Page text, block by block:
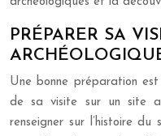
PRÉPARER SA
Une bonne préparation
de sa visite sur un site
renseigner sur l’histoire